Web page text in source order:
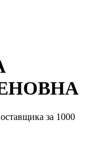
за 1000